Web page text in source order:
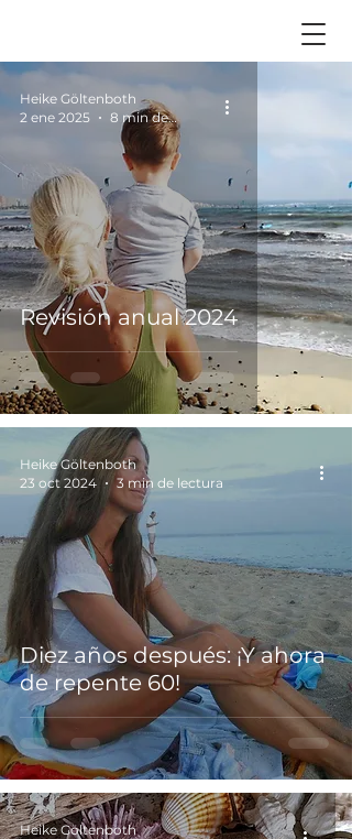
Revisión anual 2024
Heike Göltenboth
2 ene 2025
8 min de lectura
Diez años después: ¡Y ahora
de repente 60!
Heike Göltenboth
23 oct 2024
3 min de lectura
Heike Göltenboth